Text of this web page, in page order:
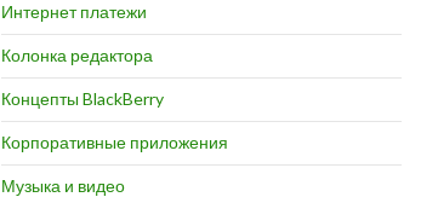
Интернет платежи
Колонка редактора
Концепты BlackBerry
Корпоративные приложения
Музыка и видео